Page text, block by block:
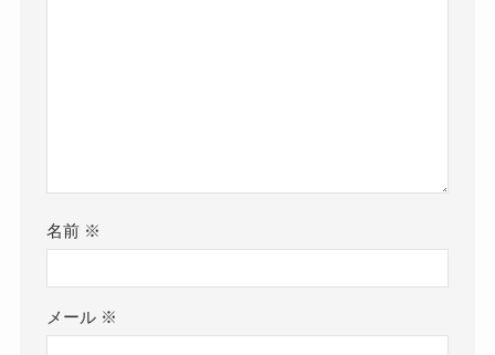
名前 ※
メール ※